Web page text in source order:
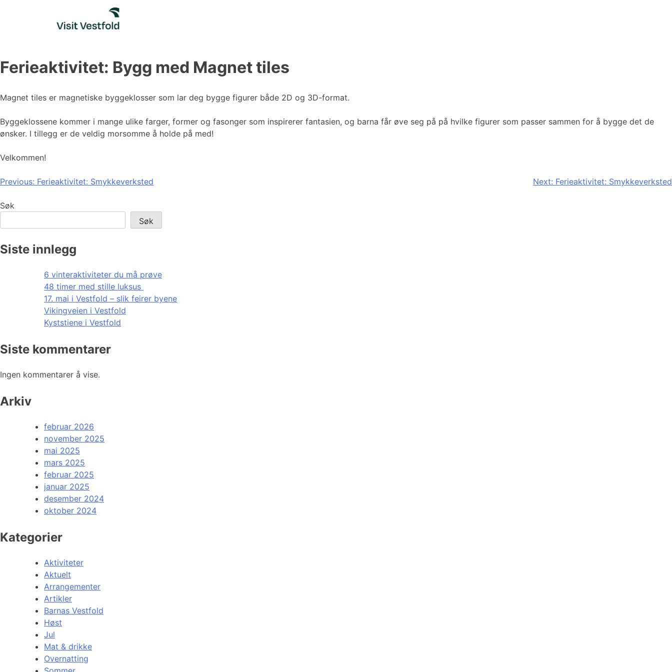
Ferieaktivitet: Bygg med Magnet tiles
Magnet tiles er magnetiske byggeklosser som lar deg bygge figurer både 2D og 3D-format.
Byggeklossene kommer i mange ulike farger, former og fasonger som inspirerer fantasien, og barna får øve seg på på hvilke figurer som passer sammen for å bygge det de
ønsker. I tillegg er de veldig morsomme å holde på med!
Velkommen!
Innleggsnavigasjon
Previous: Ferieaktivitet: Smykkeverksted Next: Ferieaktivitet: Smykkeverksted
Søk
Søk
Siste innlegg
6 vinteraktiviteter du må prøve
48 timer med stille luksus
17. mai i Vestfold – slik feirer byene
Vikingveien i Vestfold
Kyststiene i Vestfold
Siste kommentarer
Ingen kommentarer å vise.
Arkiv
februar 2026
november 2025
mai 2025
mars 2025
februar 2025
januar 2025
desember 2024
oktober 2024
Kategorier
Aktiviteter
Aktuelt
Arrangementer
Artikler
Barnas Vestfold
Høst
Jul
Mat & drikke
Overnatting